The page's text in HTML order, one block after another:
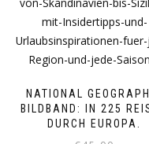
NATIONAL
BILDBAND: IN 225
DURCH EUROPA.